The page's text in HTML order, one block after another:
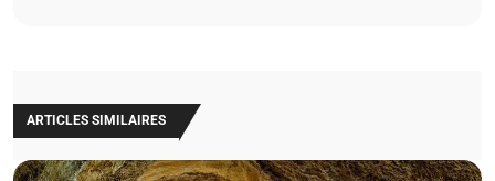
ARTICLES SIMILAIRES